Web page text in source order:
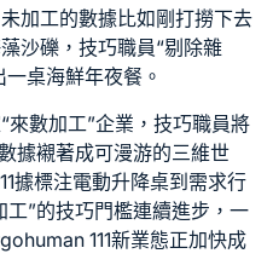
加工的數據比如剛打撈下去
沙礫，技巧職員“剔除雜
桌海鮮年夜餐。
來數加工”企業，技巧職員將
據襯著成可漫游的三維世
據標注電動升降桌到需求行
”的技巧門檻連續進步，一
111新業態正加快成